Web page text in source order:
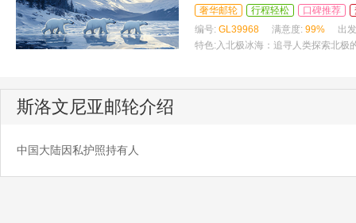
奢华邮轮 行程轻松 口碑推荐
编号: GL39968 满意度: 99%
出
特色: 入北极冰海：追寻人类探索北极
斯洛文尼亚邮轮介绍
中国大陆因私护照持有人